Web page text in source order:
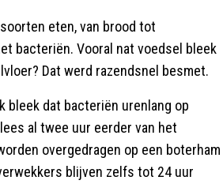
eten, van brood tot
bacteriën. Vooral nat voedsel bleek
Dat werd razendsnel besmet.
bleek dat bacteriën urenlang op
al twee uur eerder van het
overgedragen op een boterham
blijven zelfs tot 24 uur